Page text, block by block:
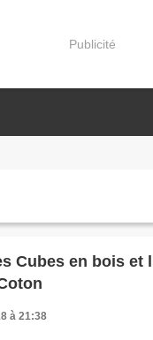
Publicité
Cubes en bois et
à 21:38